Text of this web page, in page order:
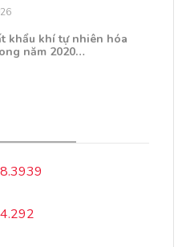
khẩu khí tự nhiên hóa
năm 2020…